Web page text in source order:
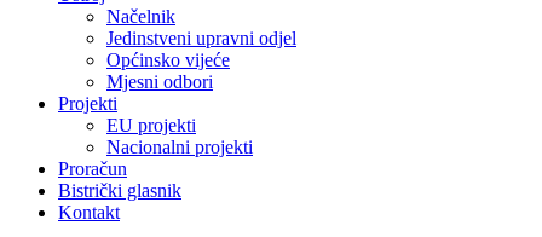
Načelnik
Jedinstveni upravni odjel
Općinsko vijeće
Mjesni odbori
Projekti
EU projekti
Nacionalni projekti
Proračun
Bistrički glasnik
Kontakt